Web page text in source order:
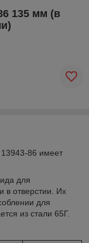
135 мм (в
86 имеет
для
в отверстии. Их
для
из стали 65Г.